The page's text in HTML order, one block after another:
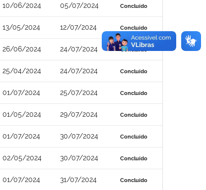
10/06/2024 05/07/2024 Concluído
13/05/2024 12/07/2024 Concluído
26/06/2024 24/07/2024 Concluído
25/04/2024 24/07/2024 Concluído
01/07/2024 25/07/2024 Concluído
01/05/2024 29/07/2024 Concluído
01/07/2024 30/07/2024 Concluído
02/05/2024 30/07/2024 Concluído
01/07/2024 31/07/2024 Concluído